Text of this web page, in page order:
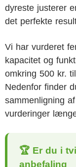
dyreste justerer
det perfekte
Vi har vurderet
kapacitet og
omkring 500 kr.
Nedenfor finder
sammenligning
vurderinger
🏆 Er du i
anbefaling